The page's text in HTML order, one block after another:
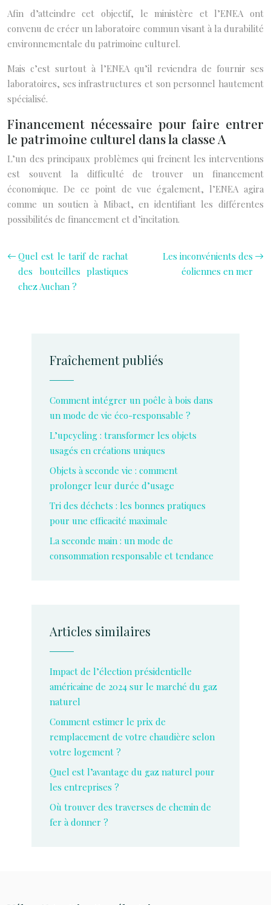
Afin d’atteindre cet objectif, le ministère et l’ENEA ont
convenu de créer un laboratoire commun visant à la durabilité
environnementale du patrimoine culturel.
Mais c’est surtout à l’ENEA qu’il reviendra de fournir ses
laboratoires, ses infrastructures et son personnel hautement
spécialisé.
Financement nécessaire pour faire entrer
le patrimoine culturel dans la classe A
L’un des principaux problèmes qui freinent les interventions
est souvent la difficulté de trouver un financement
économique. De ce point de vue également, l’ENEA agira
comme un soutien à Mibact, en identifiant les différentes
possibilités de financement et d’incitation.
Quel est le tarif de rachat
des bouteilles plastiques
chez Auchan ?
Les inconvénients des
éoliennes en mer
Fraîchement publiés
Comment intégrer un poêle à bois dans
un mode de vie éco-responsable ?
L’upcycling : transformer les objets
usagés en créations uniques
Objets à seconde vie : comment
prolonger leur durée d’usage
Tri des déchets : les bonnes pratiques
pour une efficacité maximale
La seconde main : un mode de
consommation responsable et tendance
Articles similaires
Impact de l’élection présidentielle
américaine de 2024 sur le marché du gaz
naturel
Comment estimer le prix de
remplacement de votre chaudière selon
votre logement ?
Quel est l’avantage du gaz naturel pour
les entreprises ?
Où trouver des traverses de chemin de
fer à donner ?